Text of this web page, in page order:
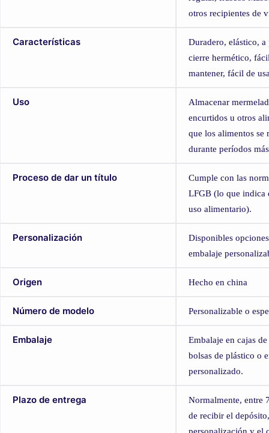
otros recipientes de
Características
Duradero, elástico, a
cierre hermético,
mantener, fácil de
Uso
Almacenar
encurtidos u otros
que los alimentos se
durante períodos
Proceso de dar un título
Cumple con las
LFGB (lo que indica
uso alimentario).
Personalización
Disponibles
embalaje
Origen Hecho en china
Número de modelo Personalizable o
Embalaje
Embalaje en cajas
bolsas de plástico o
personalizado.
Plazo de entrega
Normalmente, entre
de recibir el